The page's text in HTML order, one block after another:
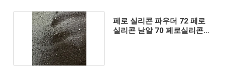
페로 실리콘 파우더 72 페로
실리콘 낟알 70 페로실리콘